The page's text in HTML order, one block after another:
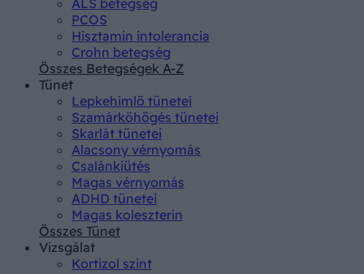
PCOS
Hisztamin intolerancia
Crohn betegség
Összes Betegségek A-Z
Tünet
Lepkehimlő tünetei
Szamárköhögés tünetei
Skarlát tünetei
Alacsony vérnyomás
Csalánkiütés
Magas vérnyomás
ADHD tünetei
Magas koleszterin
Összes Tünet
Vizsgálat
Kortizol szint